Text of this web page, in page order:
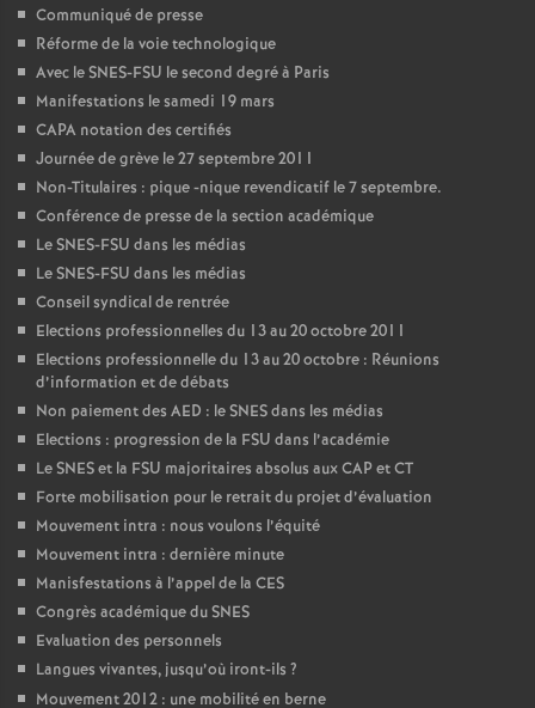
Communiqué de presse
Réforme de la voie technologique
Avec le SNES-FSU le second degré à Paris
Manifestations le samedi 19 mars
CAPA notation des certifiés
Journée de grève le 27 septembre 2011
Non-Titulaires : pique -nique revendicatif le 7 septembre.
Conférence de presse de la section académique
Le SNES-FSU dans les médias
Le SNES-FSU dans les médias
Conseil syndical de rentrée
Elections professionnelles du 13 au 20 octobre 2011
Elections professionnelle du 13 au 20 octobre : Réunions
d’information et de débats
Non paiement des AED : le SNES dans les médias
Elections : progression de la FSU dans l’académie
Le SNES et la FSU majoritaires absolus aux CAP et CT
Forte mobilisation pour le retrait du projet d’évaluation
Mouvement intra : nous voulons l’équité
Mouvement intra : dernière minute
Manisfestations à l’appel de la CES
Congrès académique du SNES
Evaluation des personnels
Langues vivantes, jusqu’où iront-ils ?
Mouvement 2012 : une mobilité en berne